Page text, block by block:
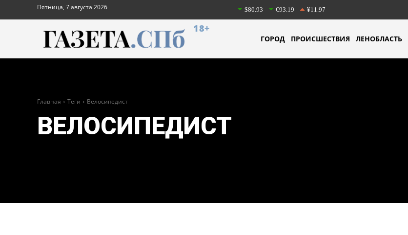
Пятница, 7 августа 2026 $80.93 €93.19 ¥11.97
18+
ГОРОД ПРОИСШЕСТВИЯ ЛЕНОБЛАСТЬ
Главная Теги Велосипедист
ВЕЛОСИПЕДИСТ